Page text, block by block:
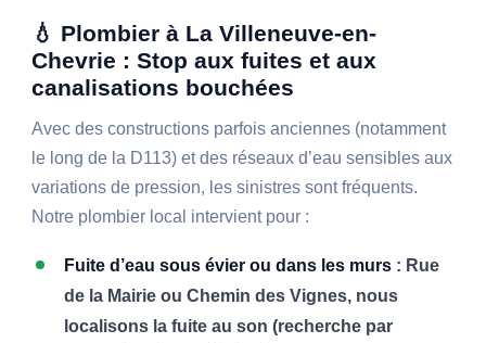
💧 Plombier à La Villeneuve-en-
Chevrie : Stop aux fuites et aux
canalisations bouchées
Avec des constructions parfois anciennes (notamment
le long de la D113) et des réseaux d’eau sensibles aux
variations de pression, les sinistres sont fréquents.
Notre plombier local intervient pour :
Fuite d’eau sous évier ou dans les murs : Rue
de la Mairie ou Chemin des Vignes, nous
localisons la fuite au son (recherche par